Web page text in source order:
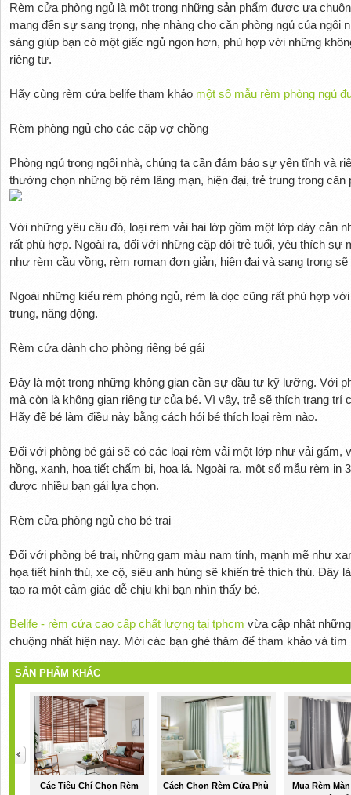
Rèm cửa phòng ngủ là một trong những sản phẩm được ưa
mang đến sự sang trọng, nhẹ nhàng cho căn phòng ngủ của ngôi
sáng giúp bạn có một giấc ngủ ngon hơn, phù hợp với những
riêng tư.
Hãy cùng rèm cửa belife tham khảo một số mẫu rèm phòng ngủ
Rèm phòng ngủ cho các cặp vợ chồng
Phòng ngủ trong ngôi nhà, chúng ta cần đảm bảo sự yên tĩnh và
thường chọn những bộ rèm lãng mạn, hiện đại, trẻ trung trong
Với những yêu cầu đó, loại rèm vải hai lớp gồm một lớp dày cản
rất phù hợp. Ngoài ra, đối với những cặp đôi trẻ tuổi, yêu thích sự
như rèm cầu vồng, rèm roman đơn giản, hiện đại và sang trong
Ngoài những kiểu rèm phòng ngủ, rèm lá dọc cũng rất phù hợp
trung, năng động.
Rèm cửa dành cho phòng riêng bé gái
Đây là một trong những không gian cần sự đầu tư kỹ lưỡng. Với
mà còn là không gian riêng tư của bé. Vì vậy, trẻ sẽ thích trang trí
Hãy để bé làm điều này bằng cách hỏi bé thích loại rèm nào.
Đối với phòng bé gái sẽ có các loại rèm vải một lớp như vải gấm,
hồng, xanh, họa tiết chấm bi, hoa lá. Ngoài ra, một số mẫu rèm in
được nhiều bạn gái lựa chọn.
Rèm cửa phòng ngủ cho bé trai
Đối với phòng bé trai, những gam màu nam tính, mạnh mẽ như
họa tiết hình thú, xe cộ, siêu anh hùng sẽ khiến trẻ thích thú. Đây
tạo ra một cảm giác dễ chịu khi bạn nhìn thấy bé.
Belife - rèm cửa cao cấp chất lượng tại tphcm vừa cập nhật
chuộng nhất hiện nay. Mời các bạn ghé thăm để tham khảo và
SẢN PHẨM KHÁC
Các Tiêu Chí Chọn Rèm Cách Chọn Rèm Cửa Phù Mua Rèm